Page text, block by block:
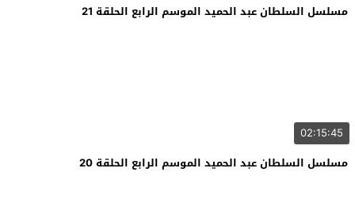
مسلسل السلطان عبد الحميد الموسم الرابع الحلقة 21
02:15:45
مسلسل السلطان عبد الحميد الموسم الرابع الحلقة 20